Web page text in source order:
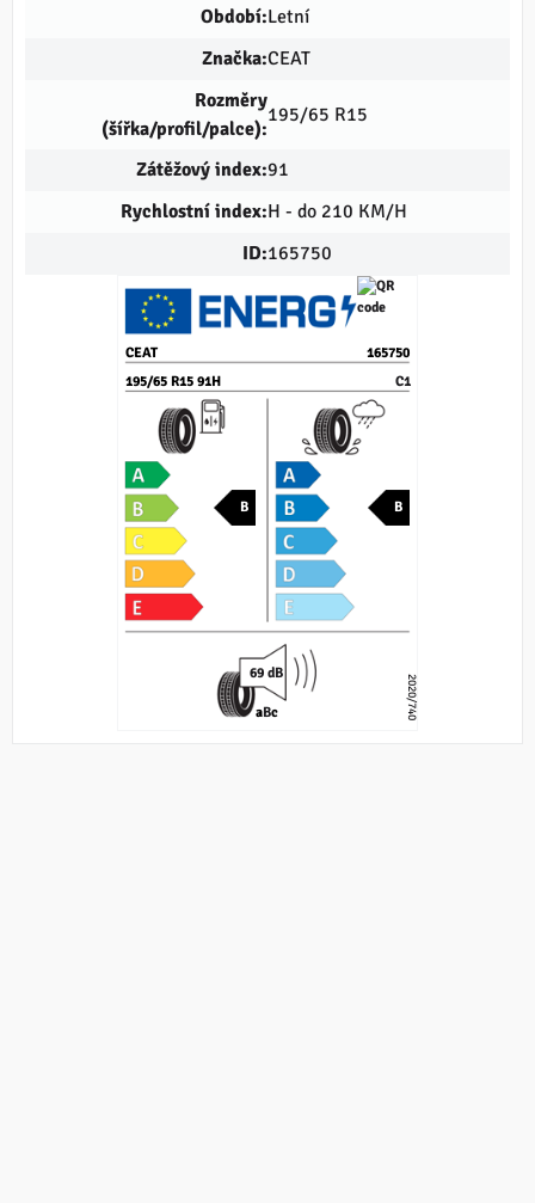
Období:Letní
Značka:CEAT
Rozměry
(šířka/profil/palce):
195/65 R15
Zátěžový index:91
Rychlostní index:H - do 210 KM/H
ID:165750
195/65 R15 91H
CEAT 165750
B B
69 dB
C1
2020/740
aBc